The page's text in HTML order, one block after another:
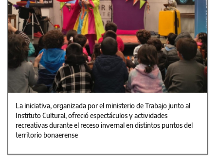
La iniciativa, organizada por el ministerio de Trabajo junto al
Instituto Cultural, ofreció espectáculos y actividades
recreativas durante el receso invernal en distintos puntos del
territorio bonaerense